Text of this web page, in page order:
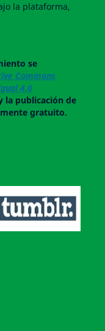
la plataforma,
se
Commons
4.0
la publicación de
gratuito.